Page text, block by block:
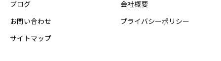
ブログ 会社概要
お問い合わせ プライバシーポリシー
サイトマップ